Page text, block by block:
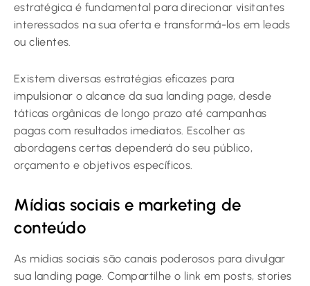
estratégica é fundamental para direcionar visitantes
interessados na sua oferta e transformá-los em leads
ou clientes.
Existem diversas estratégias eficazes para
impulsionar o alcance da sua landing page, desde
táticas orgânicas de longo prazo até campanhas
pagas com resultados imediatos. Escolher as
abordagens certas dependerá do seu público,
orçamento e objetivos específicos.
Mídias sociais e marketing de
conteúdo
As mídias sociais são canais poderosos para divulgar
sua landing page. Compartilhe o link em posts, stories